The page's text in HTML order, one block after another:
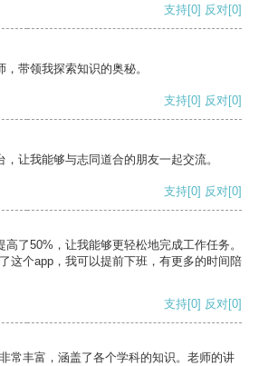
支持[0] 反对[0]
带领我探索知识的奥秘。
支持[0] 反对[0]
让我能够与志同道合的朋友一起交流。
支持[0] 反对[0]
了50%，让我能够更轻松地完成工作任务。
这个app，我可以提前下班，有更多的时间陪
支持[0] 反对[0]
常丰富，涵盖了各个学科的知识。老师的讲